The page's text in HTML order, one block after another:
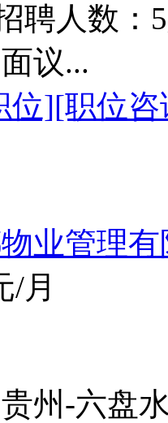
聘人数： 5
议...
位][职位
业管理
/月
州-六盘